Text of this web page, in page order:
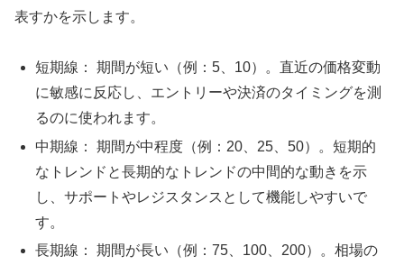
表すかを示します。
短期線： 期間が短い（例：5、10）。直近の価格変動
に敏感に反応し、エントリーや決済のタイミングを測
るのに使われます。
中期線： 期間が中程度（例：20、25、50）。短期的
なトレンドと長期的なトレンドの中間的な動きを示
し、サポートやレジスタンスとして機能しやすいで
す。
長期線： 期間が長い（例：75、100、200）。相場の